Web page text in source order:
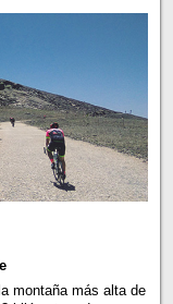
montaña más alta de